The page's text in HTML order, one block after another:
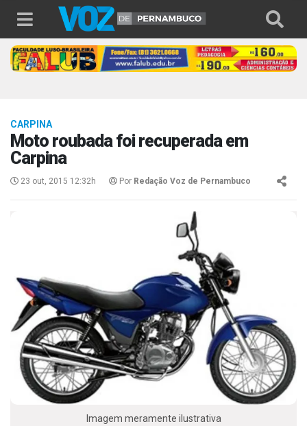
CARPINA
Moto roubada foi recuperada em
Carpina
23 out, 2015 12:32h Por Redação Voz de Pernambuco
Imagem meramente ilustrativa